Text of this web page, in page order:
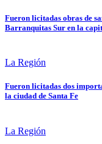
Fueron licitadas obras de
Barranquitas Sur en la
La Región
Fueron licitadas dos
la ciudad de Santa Fe
La Región